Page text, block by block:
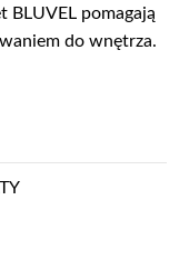
BLUVEL pomagają
do wnętrza.